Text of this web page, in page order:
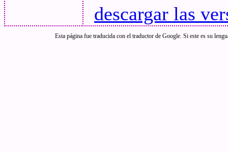
descargar las
Esta página fue traducida con el traductor de Google. Si este es su